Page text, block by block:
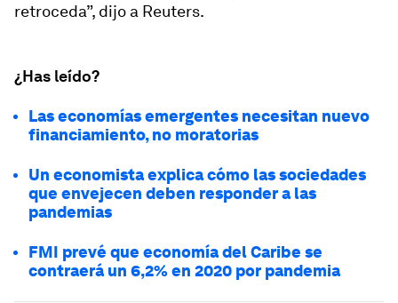
retroceda”, dijo a Reuters.
¿Has leído?
Las economías emergentes necesitan nuevo
financiamiento, no moratorias
Un economista explica cómo las sociedades
que envejecen deben responder a las
pandemias
FMI prevé que economía del Caribe se
contraerá un 6,2% en 2020 por pandemia